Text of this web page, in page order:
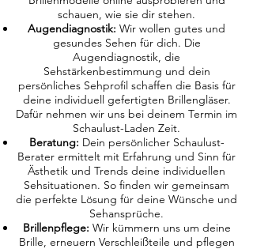
schauen, wie sie dir stehen.
Augendiagnostik: Wir wollen gutes und
gesundes Sehen für dich. Die
Augendiagnostik, die
Sehstärkenbestimmung und dein
persönliches Sehprofil schaffen die Basis für
deine individuell gefertigten Brillengläser.
Dafür nehmen wir uns bei deinem Termin im
Schaulust-Laden Zeit.
Beratung: Dein persönlicher Schaulust-
Berater ermittelt mit Erfahrung und Sinn für
Ästhetik und Trends deine individuellen
Sehsituationen. So finden wir gemeinsam
die perfekte Lösung für deine Wünsche und
Sehansprüche.
Brillenpflege: Wir kümmern uns um deine
Brille, erneuern Verschleißteile und pflegen